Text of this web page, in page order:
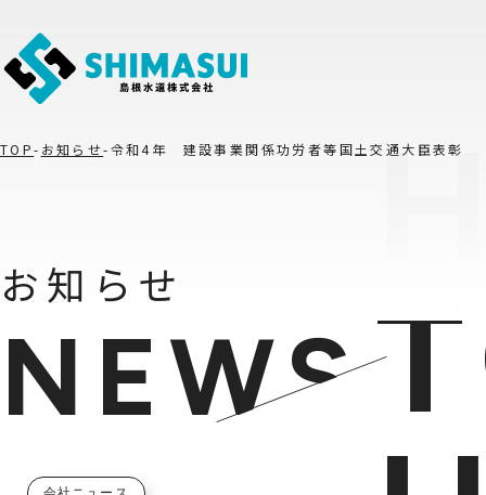
TOP お知らせ 令和4年 建設事業関係功労者等国土交通大臣表彰
お知らせ
NEWS